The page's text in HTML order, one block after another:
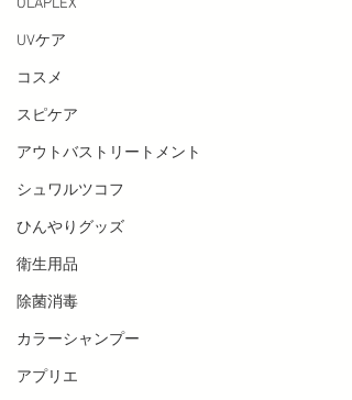
OLAPLEX
UVケア
コスメ
スピケア
アウトバストリートメント
シュワルツコフ
ひんやりグッズ
衛生用品
除菌消毒
カラーシャンプー
アプリエ